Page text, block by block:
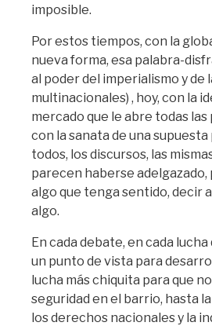
imposible.
Por estos tiempos, con la
nueva forma, esa palabra-
al poder del imperialismo y de
multinacionales) , hoy, con la
mercado que le abre todas
con la sanata de una
todos, los discursos, las
parecen haberse
algo que tenga sentido, decir
algo.
En cada debate, en cada
un punto de vista para
lucha más chiquita para que
seguridad en el barrio, hasta
los derechos nacionales y la